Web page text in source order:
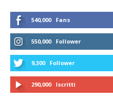
540,000 Fans
550,000 Follower
9,300 Follower
290,000 Iscritti